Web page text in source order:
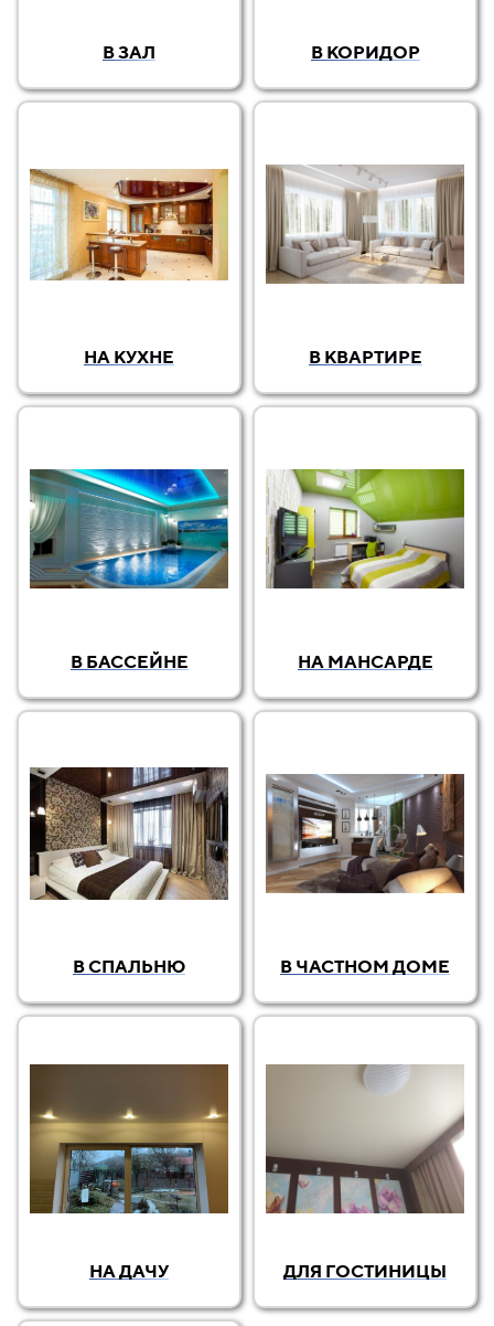
В ЗАЛ В КОРИДОР
НА КУХНЕ В КВАРТИРЕ
В БАССЕЙНЕ НА МАНСАРДЕ
В СПАЛЬНЮ В ЧАСТНОМ ДОМЕ
НА ДАЧУ ДЛЯ ГОСТИНИЦЫ